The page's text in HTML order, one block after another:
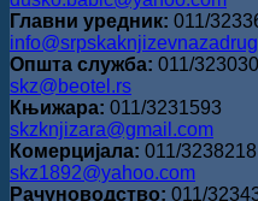
Главни уредник: 011/
Општа служба: 011/
skz@beotel.rs
Књижара: 011/3231593
skzknjizara@gmail.com
Комерцијала: 011/3238218
skz1892@yahoo.com
Рачуноводство: 011/